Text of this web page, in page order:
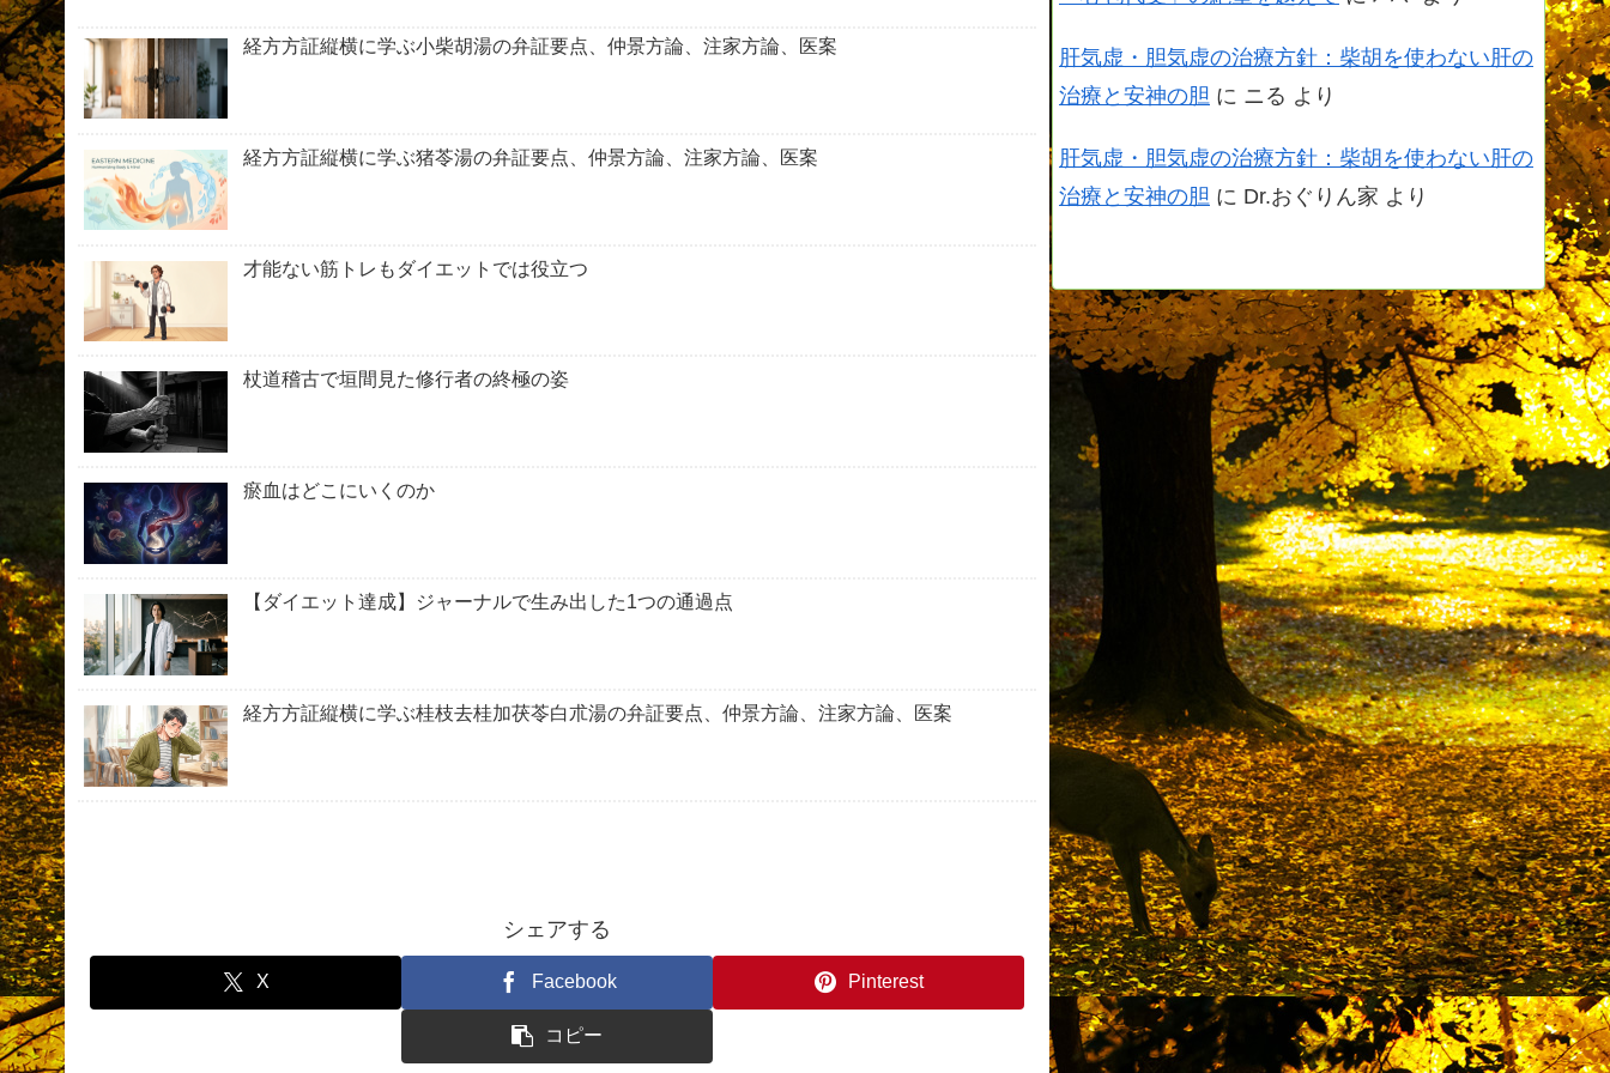
経方方証縦横に学ぶ小柴胡湯の弁証要点、仲景方論、注家方論、医案
経方方証縦横に学ぶ猪苓湯の弁証要点、仲景方論、注家方論、医案
才能ない筋トレもダイエットでは役立つ
杖道稽古で垣間見た修行者の終極の姿
瘀血はどこにいくのか
【ダイエット達成】ジャーナルで生み出した1つの通過点
経方方証縦横に学ぶ桂枝去桂加茯苓白朮湯の弁証要点、仲景方論、注家方論、医案
シェアする
X Facebook Pinterest
コピー
肝気虚・胆気虚の治療方針：柴胡を使わない肝の
治療と安神の胆 に ニる より
肝気虚・胆気虚の治療方針：柴胡を使わない肝の
治療と安神の胆 に Dr.おぐりん家 より